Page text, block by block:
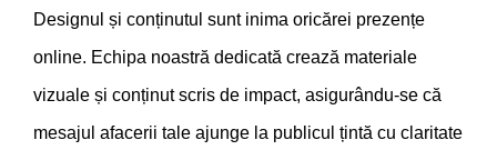
Designul și conținutul sunt inima oricărei prezențe
online. Echipa noastră dedicată crează materiale
vizuale și conținut scris de impact, asigurându-se că
mesajul afacerii tale ajunge la publicul țintă cu claritate